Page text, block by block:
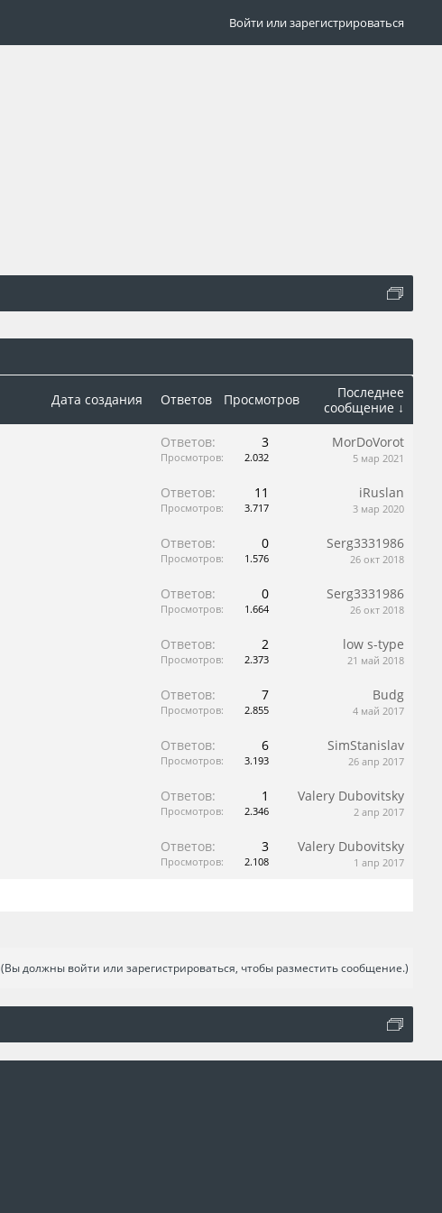
Дата создания Ответов Просмотров
Последнее
сообщение ↓
Ответов: 3
Просмотров: 2.032
MorDoVorot
5 мар 2021
Ответов: 11
Просмотров: 3.717
iRuslan
3 мар 2020
Ответов: 0
Просмотров: 1.576
Serg3331986
26 окт 2018
Ответов: 0
Просмотров: 1.664
Serg3331986
26 окт 2018
Ответов: 2
Просмотров: 2.373
low s-type
21 май 2018
Ответов: 7
Просмотров: 2.855
Budg
4 май 2017
Ответов: 6
Просмотров: 3.193
SimStanislav
26 апр 2017
Ответов: 1
Просмотров: 2.346
Valery Dubovitsky
2 апр 2017
Ответов: 3
Просмотров: 2.108
Valery Dubovitsky
1 апр 2017
(Вы должны войти или зарегистрироваться, чтобы разместить сообщение.)
Войти или зарегистрироваться